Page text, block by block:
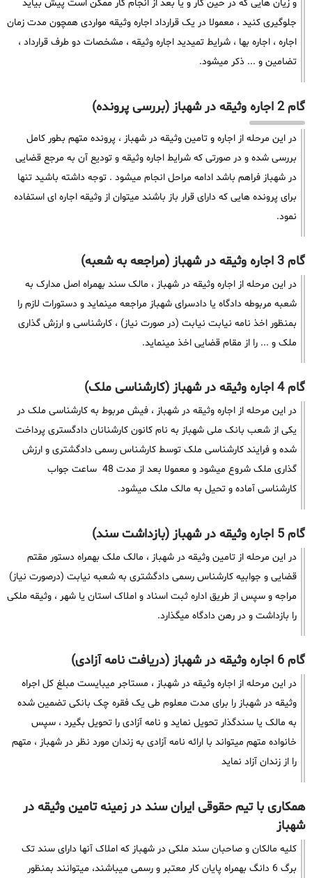
و زیان هایی که در حین کار و یا بعد از انجام کار ممکن است پیش بیاید
جلوگیری کنید ، معمولا در یک قرارداد اجاره وثیقه مواردی همچون مدت زمان
اجاره ، اجاره بها ، شرایط تمیدید اجاره وثیقه ، مشخصات دو طرف قرارداد ،
تضامین و ... ذکر میشود.
گام 2 اجاره وثیقه در شهباز (بررسی پرونده)
در این مرحله از اجاره و تامین وثیقه در شهباز ، پرونده متهم بطور کامل
بررسی شده و در صورتی که شرایط اجاره وثیقه و تودیع آن به مرجع قضایی
در شهباز فراهم باشد ادامه مراحل انجام میشود . توجه داشته باشید تنها
برای پرونده هایی که دارای قرار باز باشند میتوان از وثیقه اجاره ای استفاده
نمود.
گام 3 اجاره وثیقه در شهباز (مراجعه به شعبه)
در این مرحله از اجاره وثیقه در شهباز ، مالک سند بهمراه اصل مدارک به
شعبه مربوطه دادگاه یا دادسرای شهباز مراجعه مینماید و دستورات لازم را
بمنظور اخذ نامه نیابت نیابت (در صورت نیاز) ، کارشناسی و ارزش گذاری
ملک و ... را از مقام قضایی اخذ مینماید.
گام 4 اجاره وثیقه در شهباز (کارشناسی ملک)
در این مرحله از اجاره وثیقه در شهباز ، فیش مربوط به کارشناسی ملک در
یکی از شعب بانک ملی شهباز به نام کانون کارشنانان دادگستری پرداخت
شده و فرایند کارشناسی ملک توسط کارشناس رسمی دادگشتری و ارزش
گذاری ملک شروع میشود و معمولا بعد از مدت 48 ساعت جواب
کارشناسی آماده و تحیل به مالک ملک میشود.
گام 5 اجاره وثیقه در شهباز (بازداشت سند)
در این مرحله از تامین وثیقه در شهباز ، مالک ملک بهمراه دستور مقتم
قضایی و جوابیه کارشناس رسمی دادگشتری به شعبه نیابت (درصورت نیاز)
مراجه و سپس از طریق اداره ثبت اسناد و املاک استان یا شهر ، وثیقه ملکی
را بازداشت و در رهن دادگاه میگذارد.
گام 6 اجاره وثیقه در شهباز (دریافت نامه آزادی)
در این مرحله از اجاره وثیقه در شهباز ، مستاجر میبایست مبلغ کل اجراه
وثیقه در شهباز را برای مدت معلوم طی یک فقره چک بانکی تضمین شده
به مالک یا سندگذار تحویل نماید و نامه آزادی را تحویل بگیرد ، سپس
خانواده متهم میتواند با ارائه نامه آزادی به زندان مورد نظر در شهباز ، متهم
را از زندان آزاد نماید
همکاری با تیم حقوقی ایران سند در زمینه تامین وثیقه در
شهباز
کلیه مالکان و صاحبان سند ملکی در شهباز که املاک آنها دارای سند تک
برگ 6 دانگ بهمراه پایان کار معتبر و رسمی میباشند، میتوانند بمنظور